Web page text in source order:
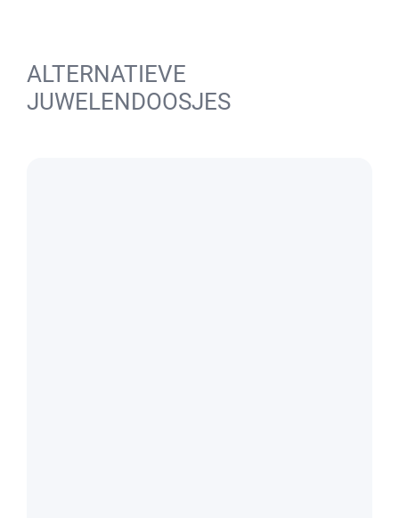
ALTERNATIEVE
JUWELENDOOSJES